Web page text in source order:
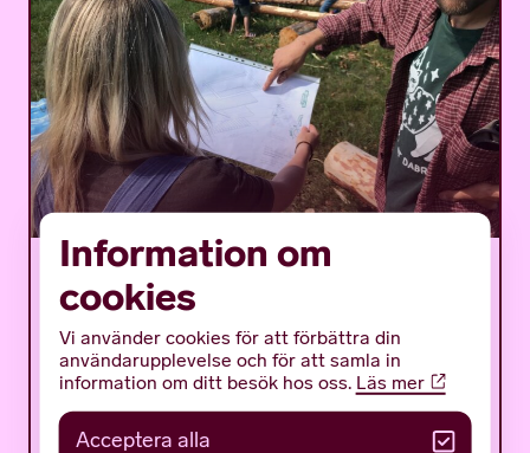
Det mystiska bulverket –
ett flottäventyr på
träsket
Det mystiska bulverket är ett sommarprogram
för ungdomar med fokus på en av Gotlands
Information om
cookies
Vi använder cookies för att förbättra din
användarupplevelse och för att samla in
information om ditt besök hos oss. Läs mer
Acceptera alla